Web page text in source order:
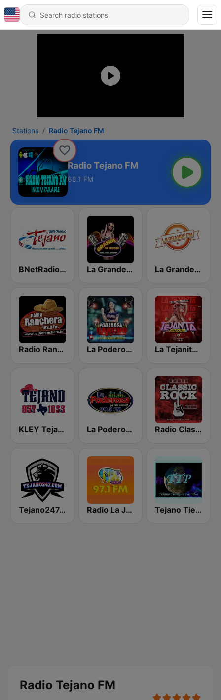
Stations Radio Tejano FM
Radio Tejano FM
88.1 FM
BNetRadio - Tejano La Grande de Rancho La Grande FM Guatemala
Radio Ranchera Olanchito La Poderosa de Rancho La Tejanita Esterio
KLEY Tejano 95.7 & 103.3 La Poderosa 90.5 FM Radio Classic Rock
Tejano247.com Radio La Jefa Xela Occidente Tejano Tiempos Pasados
Radio Tejano FM